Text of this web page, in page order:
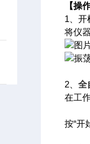
【操
1、开
将仪
2、 全
在工
按“开